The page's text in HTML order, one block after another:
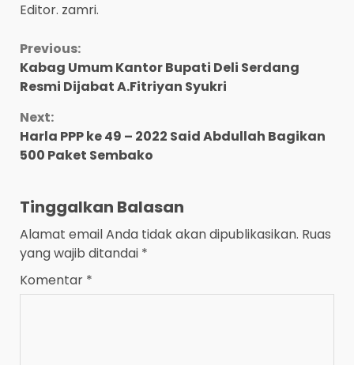
Editor. zamri.
Continue
Reading
Previous:
Kabag Umum Kantor Bupati Deli Serdang
Resmi Dijabat A.Fitriyan Syukri
Next:
Harla PPP ke 49 – 2022 Said Abdullah Bagikan
500 Paket Sembako
Tinggalkan Balasan
Alamat email Anda tidak akan dipublikasikan. Ruas
yang wajib ditandai *
Komentar *